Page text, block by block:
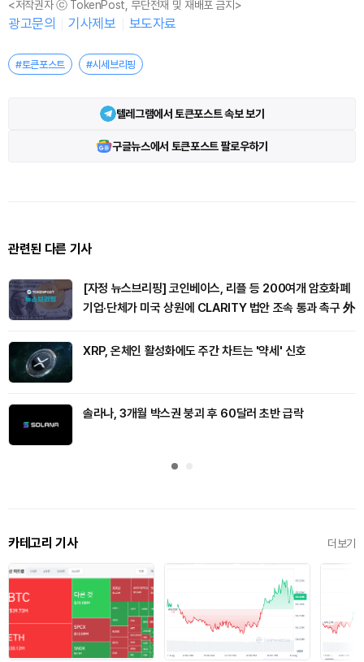
<저작권자 ⓒ TokenPost, 무단전재 및 재배포 금지>
광고문의 기사제보 보도자료
#토큰포스트 #시세브리핑
텔레그램에서 토큰포스트 속보 보기
구글뉴스에서 토큰포스트 팔로우하기
관련된 다른 기사
[자정 뉴스브리핑] 코인베이스, 리플 등 200여개 암호화폐
기업·단체가 미국 상원에 CLARITY 법안 조속 통과 촉구 外
XRP, 온체인 활성화에도 주간 차트는 '약세' 신호
솔라나, 3개월 박스권 붕괴 후 60달러 초반 급락
카테고리 기사 더보기